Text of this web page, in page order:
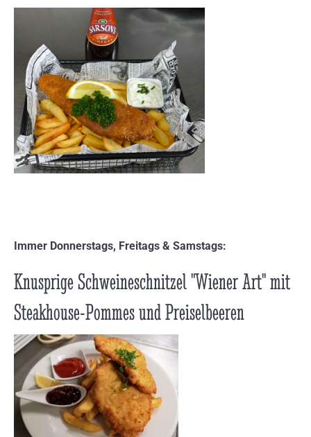
Immer Donnerstags, Freitags & Samstags:
Knusprige Schweineschnitzel "Wiener Art" mit
Steakhouse-Pommes und Preiselbeeren